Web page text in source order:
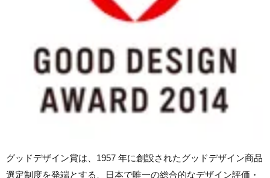
グッドデザイン賞は、1957 年に創設されたグッドデザイン商品
選定制度を発端とする、日本で唯一の総合的なデザイン評価・